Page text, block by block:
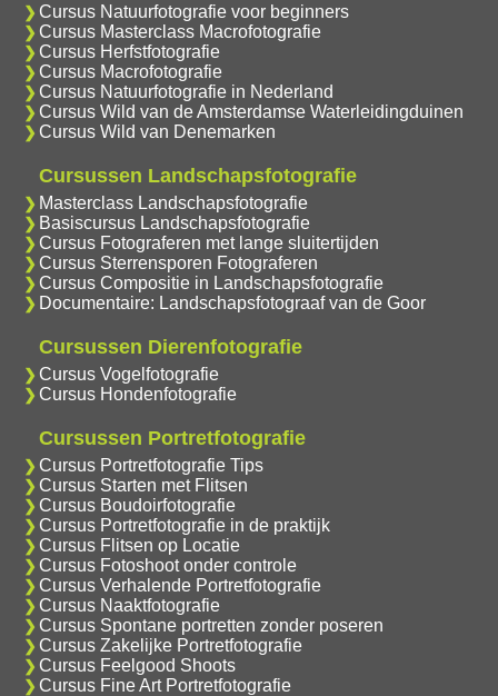
Cursus Natuurfotografie voor beginners
Cursus Masterclass Macrofotografie
Cursus Herfstfotografie
Cursus Macrofotografie
Cursus Natuurfotografie in Nederland
Cursus Wild van de Amsterdamse Waterleidingduinen
Cursus Wild van Denemarken
Cursussen Landschapsfotografie
Masterclass Landschapsfotografie
Basiscursus Landschapsfotografie
Cursus Fotograferen met lange sluitertijden
Cursus Sterrensporen Fotograferen
Cursus Compositie in Landschapsfotografie
Documentaire: Landschapsfotograaf van de Goor
Cursussen Dierenfotografie
Cursus Vogelfotografie
Cursus Hondenfotografie
Cursussen Portretfotografie
Cursus Portretfotografie Tips
Cursus Starten met Flitsen
Cursus Boudoirfotografie
Cursus Portretfotografie in de praktijk
Cursus Flitsen op Locatie
Cursus Fotoshoot onder controle
Cursus Verhalende Portretfotografie
Cursus Naaktfotografie
Cursus Spontane portretten zonder poseren
Cursus Zakelijke Portretfotografie
Cursus Feelgood Shoots
Cursus Fine Art Portretfotografie